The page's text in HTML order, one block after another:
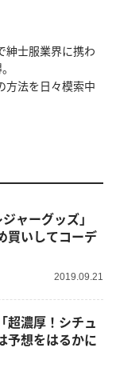
紳士服業界に携わ
方法を日々模索中
ャーグッズ」
買いしてコーデ
2019.09.21
超濃厚！シチュ
予想をはるかに